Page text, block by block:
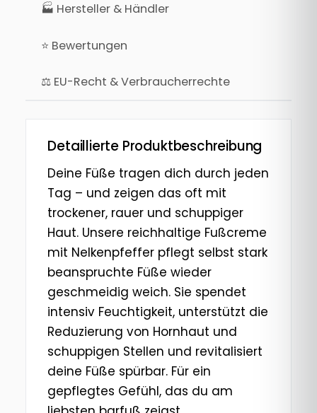
🏭 Hersteller & Händler
⭐ Bewertungen
⚖ EU-Recht & Verbraucherrechte
Detaillierte Produktbeschreibung
Deine Füße tragen dich durch jeden
Tag – und zeigen das oft mit
trockener, rauer und schuppiger
Haut. Unsere reichhaltige Fußcreme
mit Nelkenpfeffer pflegt selbst stark
beanspruchte Füße wieder
geschmeidig weich. Sie spendet
intensiv Feuchtigkeit, unterstützt die
Reduzierung von Hornhaut und
schuppigen Stellen und revitalisiert
deine Füße spürbar. Für ein
gepflegtes Gefühl, das du am